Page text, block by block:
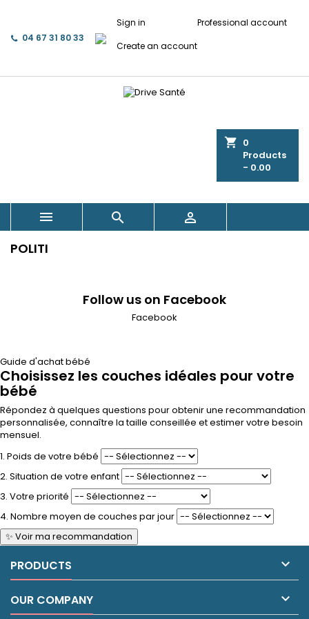
04 67 31 80 33
Sign in
Create an account
Professional account
shopping_cart 0
Products
- 0.00
  
POLITI
Follow us on Facebook
Facebook
Guide d'achat bébé
Choisissez les couches idéales pour votre
bébé
Répondez à quelques questions pour obtenir une recommandation
personnalisée, connaître la taille conseillée et estimer votre besoin
mensuel.
1. Poids de votre bébé
2. Situation de votre enfant
3. Votre priorité
4. Nombre moyen de couches par jour
✨ Voir ma recommandation
PRODUCTS 
OUR COMPANY 